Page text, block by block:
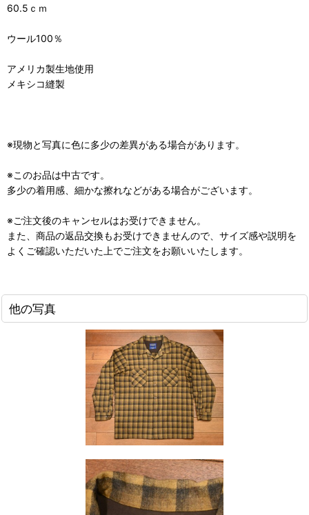
60.5ｃｍ
ウール100％
アメリカ製生地使用
メキシコ縫製
※現物と写真に色に多少の差異がある場合があります。
※このお品は中古です。
多少の着用感、細かな擦れなどがある場合がございます。
※ご注文後のキャンセルはお受けできません。
また、商品の返品交換もお受けできませんので、サイズ感や説明を
よくご確認いただいた上でご注文をお願いいたします。
他の写真